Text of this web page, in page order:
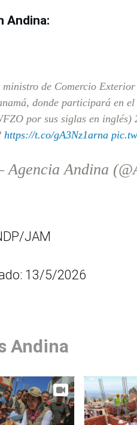
Andina:
ministro de Comercio
donde participará en
por sus siglas en inglés)
https://t.co/gA3Nz1arna
Andina
JAM
13/5/2026
Andina